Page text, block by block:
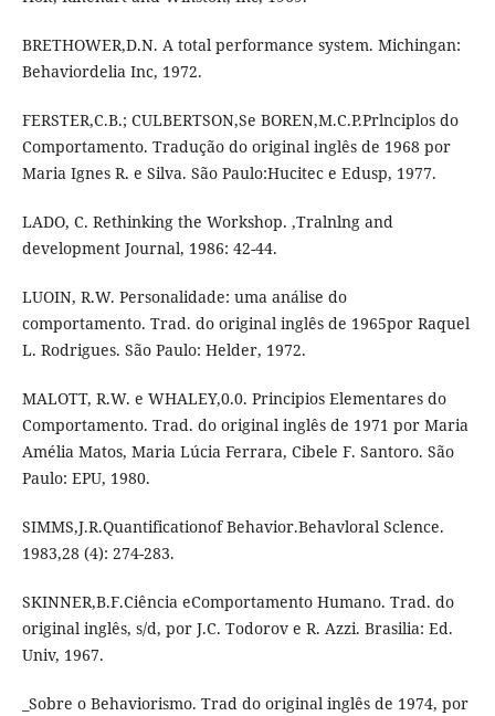
BRETHOWER,D.N. A total performance system. Michingan:
Behaviordelia Inc, 1972.
FERSTER,C.B.; CULBERTSON,Se BOREN,M.C.P.Prlnciplos do
Comportamento. Tradução do original inglês de 1968 por
Maria Ignes R. e Silva. São Paulo:Hucitec e Edusp, 1977.
LADO, C. Rethinking the Workshop. ,Tralnlng and
development Journal, 1986: 42-44.
LUOIN, R.W. Personalidade: uma análise do
comportamento. Trad. do original inglês de 1965por Raquel
L. Rodrigues. São Paulo: Helder, 1972.
MALOTT, R.W. e WHALEY,0.0. Principios Elementares do
Comportamento. Trad. do original inglês de 1971 por Maria
Amélia Matos, Maria Lúcia Ferrara, Cibele F. Santoro. São
Paulo: EPU, 1980.
SIMMS,J.R.Quantificationof Behavior.Behavloral Sclence.
1983,28 (4): 274-283.
SKINNER,B.F.Ciência eComportamento Humano. Trad. do
original inglês, s/d, por J.C. Todorov e R. Azzi. Brasilia: Ed.
Univ, 1967.
_Sobre o Behaviorismo. Trad do original inglês de 1974, por